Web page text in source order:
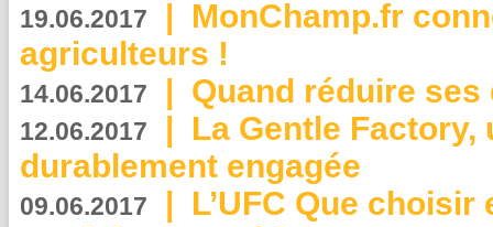
19.06.2017 | MonChamp.fr
agriculteurs !
14.06.2017 | Quand réduire
12.06.2017 | La Gentle
durablement engagée
09.06.2017 | L’UFC Que